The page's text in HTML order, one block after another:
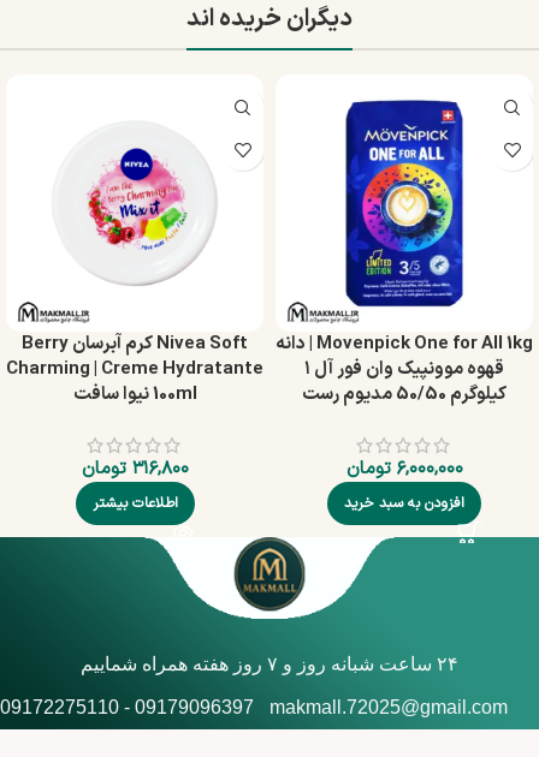
دیگران خریده اند
Movenpick One for All 1kg | دانه
قهوه موونپیک وان فور آل ۱
کیلوگرم 50/50 مدیوم رست
۶,۰۰۰,۰۰۰ تومان
افزودن به سبد خرید
Nivea Soft کرم آبرسان Berry
Charming | Creme Hydratante
100ml نیوا سافت
۳۱۶,۸۰۰ تومان
اطلاعات بیشتر
۲۴ ساعت شبانه روز و ۷ روز هفته همراه شماییم
makmall.72025@gmail.com
09179096397 - 09172275110